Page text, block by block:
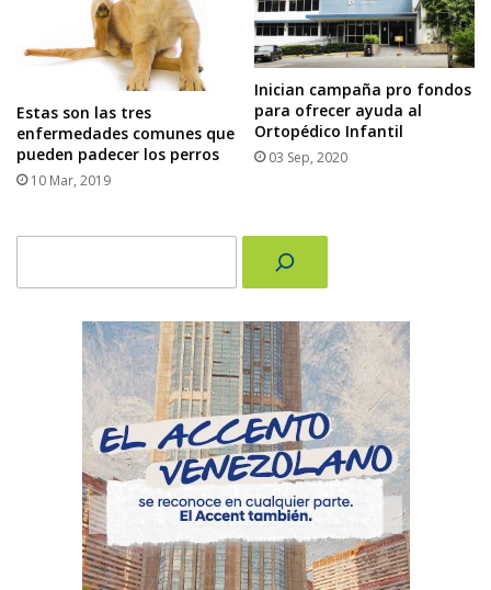
Estas son las tres
enfermedades comunes que
pueden padecer los perros
10 Mar, 2019
Inician campaña pro fondos
para ofrecer ayuda al
Ortopédico Infantil
03 Sep, 2020